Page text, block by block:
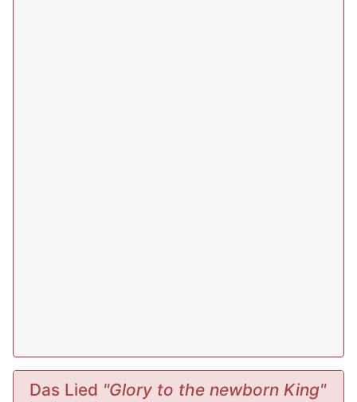
Das Lied "Glory to the newborn King"